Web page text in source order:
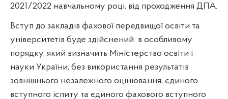
2021/2022 навчальному році, від проходження ДПА.
Вступ до закладів фахової передвищої освіти та
університетів буде здійснений в особливому
порядку, який визначить Міністерство освіти і
науки України, без використання результатів
зовнішнього незалежного оцінювання, єдиного
вступного іспиту та єдиного фахового вступного